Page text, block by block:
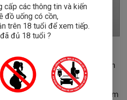
nhàng cùng hương vị thanh
Pouilly Fuissechinh phục
nhìn đầu tiên cho đến ngụm
cấp các thông tin và kiến
đồ uống có cồn,
trên 18 tuổi để xem tiếp.
đủ 18 tuổi ?